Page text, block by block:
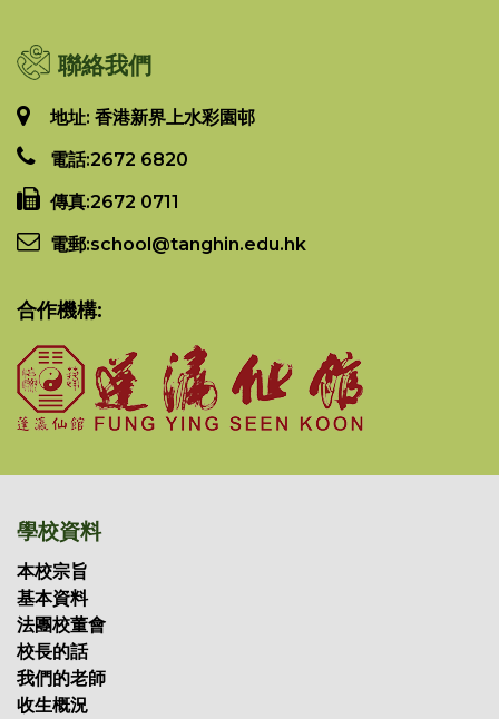
聯絡我們
地址: 香港新界上水彩園邨
電話:2672 6820
傳真:2672 0711
電郵:school@tanghin.edu.hk
合作機構:
學校資料
本校宗旨
基本資料
法團校董會
校長的話
我們的老師
收生概況